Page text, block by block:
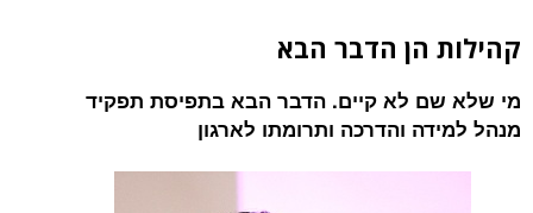
קהילות הן הדבר הבא
מי שלא שם לא קיים. הדבר הבא בתפיסת תפקיד
מנהל למידה והדרכה ותרומתו לארגון